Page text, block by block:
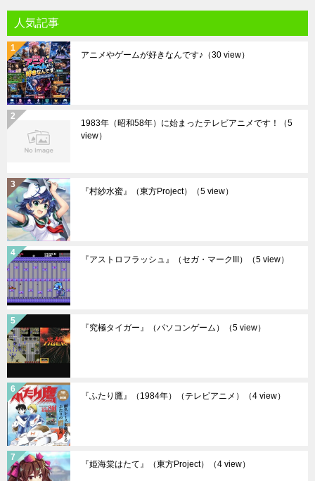
人気記事
アニメやゲームが好きなんです♪ （30 view）
1983年（昭和58年）に始まったテレビアニメです！
（5
view）
『村紗水蜜』（東方Project） （5 view）
『アストロフラッシュ』（セガ・マークIII） （5 view）
『究極タイガー』（パソコンゲーム） （5 view）
『ふたり鷹』（1984年）（テレビアニメ） （4 view）
『姫海棠はたて』（東方Project） （4 view）